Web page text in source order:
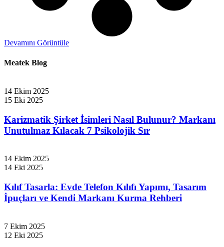
Devamını Görüntüle
Meatek Blog
14 Ekim 2025
15 Eki 2025
Karizmatik Şirket İsimleri Nasıl Bulunur? Markanı
Unutulmaz Kılacak 7 Psikolojik Sır
14 Ekim 2025
14 Eki 2025
Kılıf Tasarla: Evde Telefon Kılıfı Yapımı, Tasarım
İpuçları ve Kendi Markanı Kurma Rehberi
7 Ekim 2025
12 Eki 2025